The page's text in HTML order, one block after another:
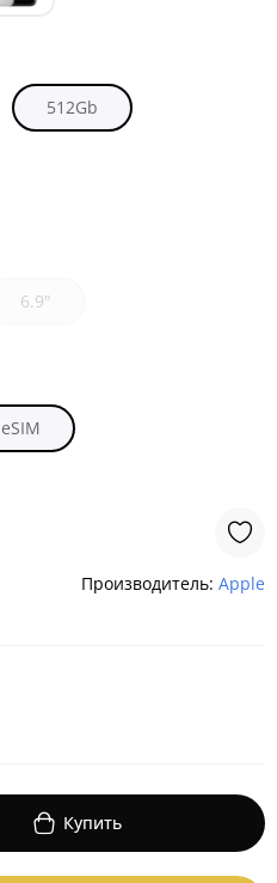
512Gb
6.9"
eSIM
Производитель: Apple
Купить